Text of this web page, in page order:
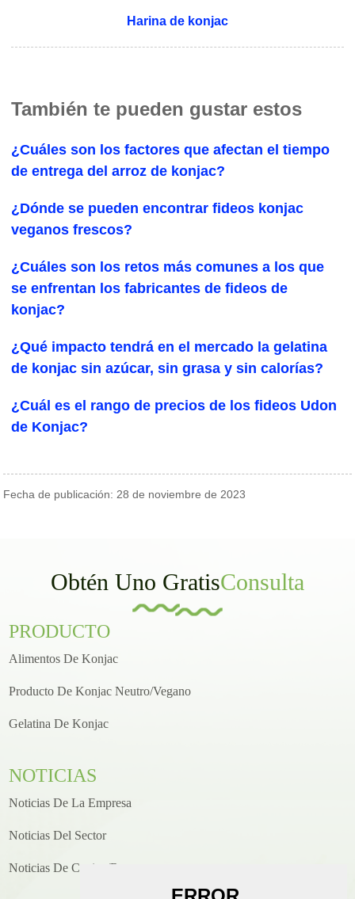
Harina de konjac
También te pueden gustar estos
¿Cuáles son los factores que afectan el tiempo
de entrega del arroz de konjac?
¿Dónde se pueden encontrar fideos konjac
veganos frescos?
¿Cuáles son los retos más comunes a los que
se enfrentan los fabricantes de fideos de
konjac?
¿Qué impacto tendrá en el mercado la gelatina
de konjac sin azúcar, sin grasa y sin calorías?
¿Cuál es el rango de precios de los fideos Udon
de Konjac?
Fecha de publicación: 28 de noviembre de 2023
Obtén Uno GratisConsulta
PRODUCTO
Alimentos De Konjac
Producto De Konjac Neutro/vegano
Gelatina De Konjac
NOTICIAS
Noticias De La Empresa
Noticias Del Sector
Noticias De Cocina/recetas